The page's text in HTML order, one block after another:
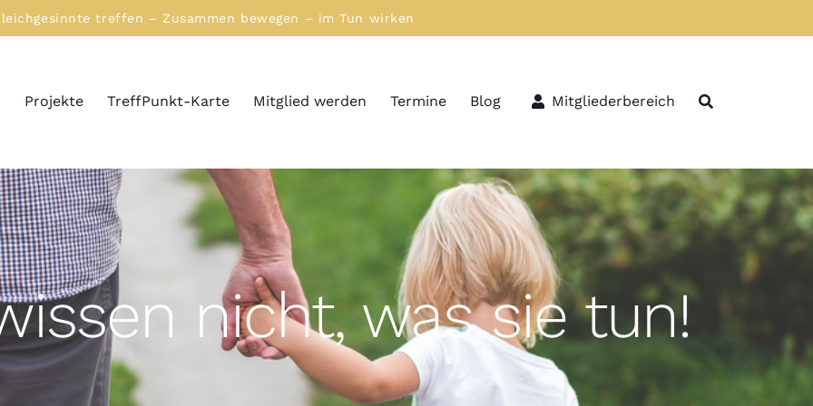
treffen – Zusammen bewegen – im Tun wirken
Projekte TreffPunkt-Karte Mitglied werden Termine Blog Mitgliederbereich
nicht, was sie tun!